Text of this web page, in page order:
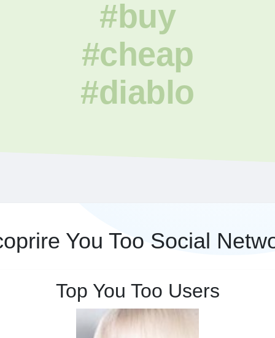
#buy
#cheap
#diablo
You Too Social
Top You Too Users